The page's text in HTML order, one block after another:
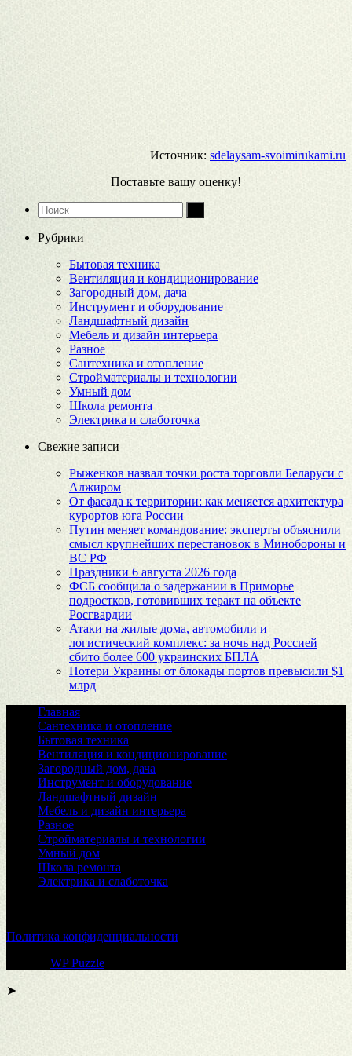
Источник: sdelaysam-svoimirukami.ru
Поставьте вашу оценку!
Рубрики
Бытовая техника
Вентиляция и кондиционирование
Загородный дом, дача
Инструмент и оборудование
Ландшафтный дизайн
Мебель и дизайн интерьера
Разное
Сантехника и отопление
Стройматериалы и технологии
Умный дом
Школа ремонта
Электрика и слаботочка
Свежие записи
Рыженков назвал точки роста торговли Беларуси с
Алжиром
От фасада к территории: как меняется архитектура
курортов юга России
Путин меняет командование: эксперты объяснили
смысл крупнейших перестановок в Минобороны и
ВС РФ
Праздники 6 августа 2026 года
ФСБ сообщила о задержании в Приморье
подростков, готовивших теракт на объекте
Росгвардии
Атаки на жилые дома, автомобили и
логистический комплекс: за ночь над Россией
сбито более 600 украинских БПЛА
Потери Украины от блокады портов превысили $1
млрд
Главная
Сантехника и отопление
Бытовая техника
Вентиляция и кондиционирование
Загородный дом, дача
Инструмент и оборудование
Ландшафтный дизайн
Мебель и дизайн интерьера
Разное
Стройматериалы и технологии
Умный дом
Школа ремонта
Электрика и слаботочка
Политика конфиденциальности
WP Puzzle
➤